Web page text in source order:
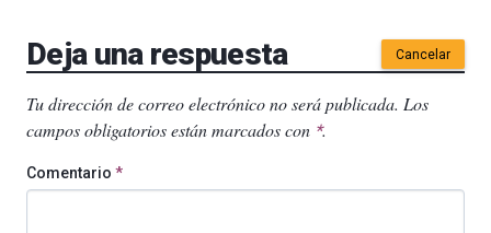
Deja una respuesta Cancelar
Tu dirección de correo electrónico no será publicada. Los
campos obligatorios están marcados con *.
Comentario *